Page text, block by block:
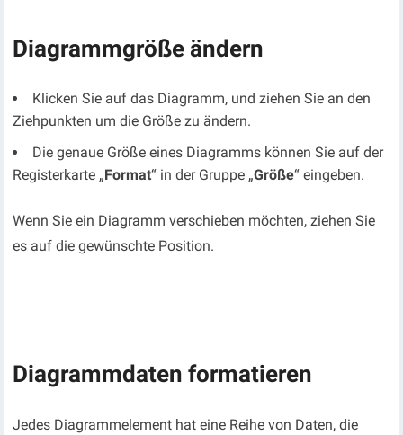
Diagrammgröße ändern
Klicken Sie auf das Diagramm, und ziehen Sie an den
Ziehpunkten um die Größe zu ändern.
Die genaue Größe eines Diagramms können Sie auf der
Registerkarte „Format“ in der Gruppe „Größe“ eingeben.
Wenn Sie ein Diagramm verschieben möchten, ziehen Sie
es auf die gewünschte Position.
Diagrammdaten formatieren
Jedes Diagrammelement hat eine Reihe von Daten, die